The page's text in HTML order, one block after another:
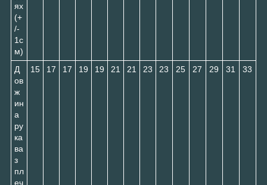
ях
(+
/-
1с
м)
Д
ов
ж
ин
а
ру
ка
ва
з
пл
еч
15 17 17 19 19 21 21 23 23 25 27 29 31 33